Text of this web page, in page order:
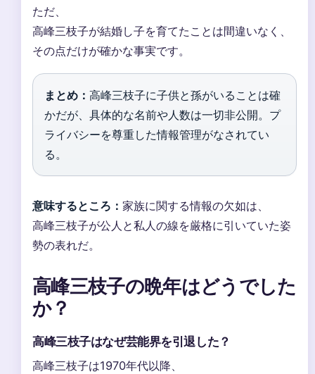
ただ、
高峰三枝子が結婚し子を育てたことは間違いなく、
その点だけが確かな事実です。
まとめ： 高峰三枝子に子供と孫がいることは確
かだが、具体的な名前や人数は一切非公開。プ
ライバシーを尊重した情報管理がなされてい
る。
意味するところ： 家族に関する情報の欠如は、
高峰三枝子が公人と私人の線を厳格に引いていた姿
勢の表れだ。
高峰三枝子の晩年はどうでした
か？
高峰三枝子はなぜ芸能界を引退した？
高峰三枝子は1970年代以降、